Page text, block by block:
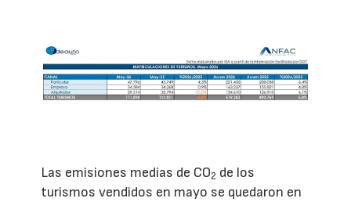
Las emisiones medias de CO2 de los
turismos vendidos en mayo se quedaron en